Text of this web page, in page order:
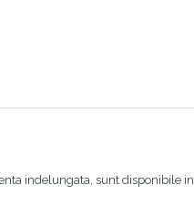
indelungata, sunt disponibile in